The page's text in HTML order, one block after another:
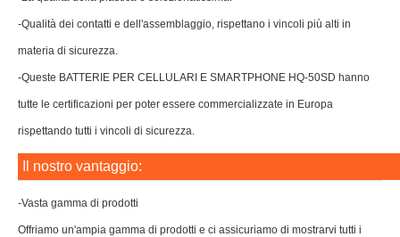
-Qualità dei contatti e dell'assemblaggio, rispettano i vincoli più alti in
materia di sicurezza.
-Queste BATTERIE PER CELLULARI E SMARTPHONE HQ-50SD hanno
tutte le certificazioni per poter essere commercializzate in Europa
rispettando tutti i vincoli di sicurezza.
Il nostro vantaggio:
-Vasta gamma di prodotti
Offriamo un'ampia gamma di prodotti e ci assicuriamo di mostrarvi tutti i